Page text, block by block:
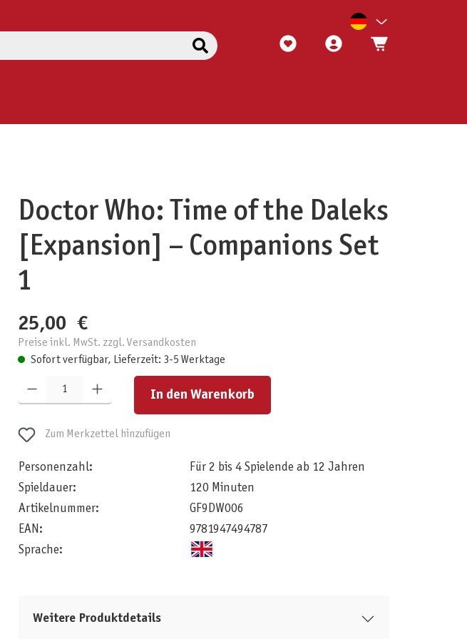
Doctor Who: Time of the Daleks
[Expansion] – Companions Set
1
25,00 €
Preise inkl. MwSt. zzgl. Versandkosten
Sofort verfügbar, Lieferzeit: 3-5 Werktage
Produkt Anzahl: Gib den gewünschten Wert ein oder benutze die Schaltflächen um die Anzahl zu erhöhen oder zu reduzieren.
In den Warenkorb
Zum Merkzettel hinzufügen
Personenzahl:
Für 2 bis 4 Spielende ab 12 Jahren
Spieldauer:
120 Minuten
Artikelnummer:
GF9DW006
EAN:
9781947494787
Sprache:
Weitere Produktdetails